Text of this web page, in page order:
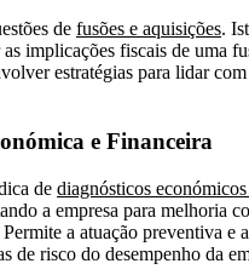
de fusões e aquisições.
implicações fiscais de uma
estratégias para lidar com
e Financeira
de diagnósticos
a empresa para melhoria
a atuação preventiva e
de risco do desempenho da